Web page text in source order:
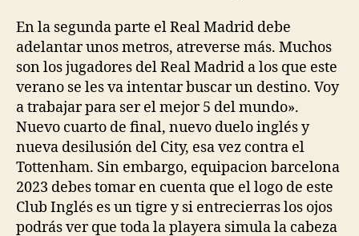
En la segunda parte el Real Madrid debe
adelantar unos metros, atreverse más. Muchos
son los jugadores del Real Madrid a los que este
verano se les va intentar buscar un destino. Voy
a trabajar para ser el mejor 5 del mundo».
Nuevo cuarto de final, nuevo duelo inglés y
nueva desilusión del City, esa vez contra el
Tottenham. Sin embargo, equipacion barcelona
2023 debes tomar en cuenta que el logo de este
Club Inglés es un tigre y si entrecierras los ojos
podrás ver que toda la playera simula la cabeza